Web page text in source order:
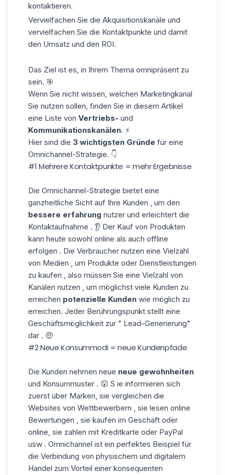
kontaktieren.
Vervielfachen Sie die Akquisitionskanäle und
vervielfachen Sie die Kontaktpunkte und damit
den Umsatz und den ROI.
Das Ziel ist es, in Ihrem Thema omnipräsent zu
sein. 🎯
Wenn Sie nicht wissen, welchen Marketingkanal
Sie nutzen sollen, finden Sie in diesem Artikel
eine Liste von Vertriebs- und
Kommunikationskanälen. ⚡
Hier sind die 3 wichtigsten Gründe für eine
Omnichannel-Strategie. 👇
#1 Mehrere Kontaktpunkte = mehr Ergebnisse
Die Omnichannel-Strategie bietet eine
ganzheitliche Sicht auf Ihre Kunden , um den
bessere erfahrung nutzer und erleichtert die
Kontaktaufnahme . 👂 Der Kauf von Produkten
kann heute sowohl online als auch offline
erfolgen . Die Verbraucher nutzen eine Vielzahl
von Medien , um Produkte oder Dienstleistungen
zu kaufen , also müssen Sie eine Vielzahl von
Kanälen nutzen , um möglichst viele Kunden zu
erreichen potenzielle Kunden wie möglich zu
erreichen. Jeder Berührungspunkt stellt eine
Geschäftsmöglichkeit zur " Lead-Generierung"
dar . 🤑
#2 Neue Konsummodi = neue Kundenpfade
Die Kunden nehmen neue neue gewohnheiten
und Konsummuster . 😮 S ie informieren sich
zuerst über Marken, sie vergleichen die
Websites von Wettbewerbern , sie lesen online
Bewertungen , sie kaufen im Geschäft oder
online, sie zahlen mit Kreditkarte oder PayPal
usw . Omnichannel ist ein perfektes Beispiel für
die Verbindung von physischem und digitalem
Handel zum Vorteil einer konsequenten